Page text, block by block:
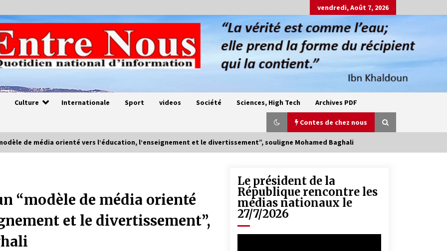
vendredi, Août 7, 2026
Culture Internationale Sport videos Société Sciences, High Tech Archives PDF
Contes de chez nous
Oum el Gaïla / L’ogresse du M’zab
4 ans ago
Quand on va vite
5 ans ago
de média orienté vers l’éducation, l’enseignement et le divertissement”, souligne Mohamed Baghali
“modèle de média orienté
et le divertissement”,
Le président de la
République rencontre les
médias nationaux le
27/7/2026